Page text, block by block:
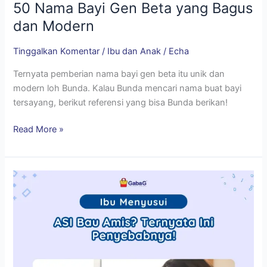
50 Nama Bayi Gen Beta yang Bagus
dan Modern
Tinggalkan Komentar / Ibu dan Anak / Echa
Ternyata pemberian nama bayi gen beta itu unik dan
modern loh Bunda. Kalau Bunda mencari nama buat bayi
tersayang, berikut referensi yang bisa Bunda berikan!
Read More »
ASI
Bau